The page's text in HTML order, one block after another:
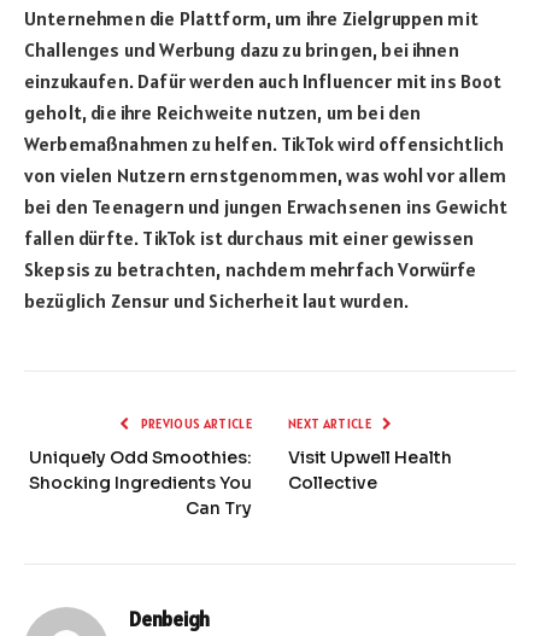
Unternehmen die Plattform, um ihre Zielgruppen mit
Challenges und Werbung dazu zu bringen, bei ihnen
einzukaufen. Dafür werden auch Influencer mit ins Boot
geholt, die ihre Reichweite nutzen, um bei den
Werbemaßnahmen zu helfen. TikTok wird offensichtlich
von vielen Nutzern ernstgenommen, was wohl vor allem
bei den Teenagern und jungen Erwachsenen ins Gewicht
fallen dürfte. TikTok ist durchaus mit einer gewissen
Skepsis zu betrachten, nachdem mehrfach Vorwürfe
bezüglich Zensur und Sicherheit laut wurden.
PREVIOUS ARTICLE
Uniquely Odd Smoothies:
Shocking Ingredients You
Can Try
NEXT ARTICLE
Visit Upwell Health
Collective
Denbeigh